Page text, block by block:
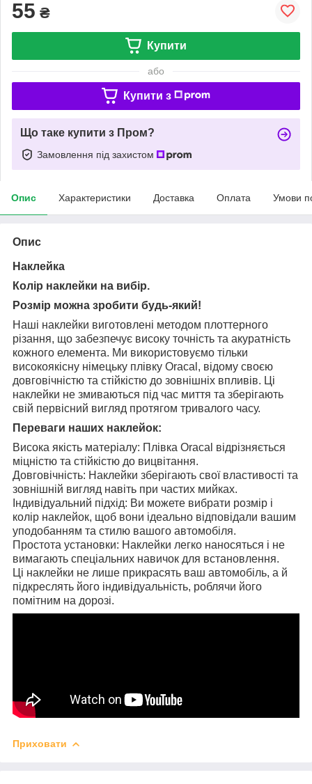
55 ₴
Купити
або
Купити з
Що таке купити з Пром?
Замовлення під захистом
Опис Характеристики Доставка Оплата Умови
Опис
Наклейка
Колір наклейки на вибір.
Розмір можна зробити будь-який!
Наші наклейки виготовлені методом плоттерного
різання, що забезпечує високу точність та акуратність
кожного елемента. Ми використовуємо тільки
високоякісну німецьку плівку Oracal, відому своєю
довговічністю та стійкістю до зовнішніх впливів. Ці
наклейки не змиваються під час миття та зберігають
свій первісний вигляд протягом тривалого часу.
Переваги наших наклейок:
Висока якість матеріалу: Плівка Oracal відрізняється
міцністю та стійкістю до вицвітання.
Довговічність: Наклейки зберігають свої властивості та
зовнішній вигляд навіть при частих мийках.
Індивідуальний підхід: Ви можете вибрати розмір і
колір наклейок, щоб вони ідеально відповідали вашим
уподобанням та стилю вашого автомобіля.
Простота установки: Наклейки легко наносяться і не
вимагають спеціальних навичок для встановлення.
Ці наклейки не лише прикрасять ваш автомобіль, а й
підкреслять його індивідуальність, роблячи його
помітним на дорозі.
Приховати